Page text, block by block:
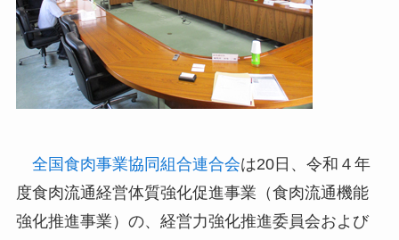
全国食肉事業協同組合連合会は20日、令和４年
度食肉流通経営体質強化促進事業（食肉流通機能
強化推進事業）の、経営力強化推進委員会および